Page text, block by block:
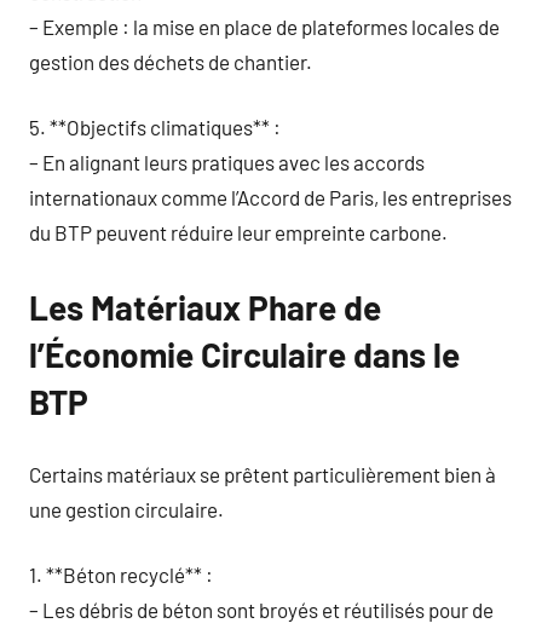
– Exemple : la mise en place de plateformes locales de
gestion des déchets de chantier.
5. **Objectifs climatiques** :
– En alignant leurs pratiques avec les accords
internationaux comme l’Accord de Paris, les entreprises
du BTP peuvent réduire leur empreinte carbone.
Les Matériaux Phare de
l’Économie Circulaire dans le
BTP
Certains matériaux se prêtent particulièrement bien à
une gestion circulaire.
1. **Béton recyclé** :
– Les débris de béton sont broyés et réutilisés pour de